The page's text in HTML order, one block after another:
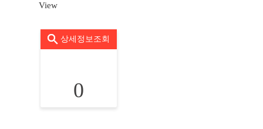
View
상세정보조회
0